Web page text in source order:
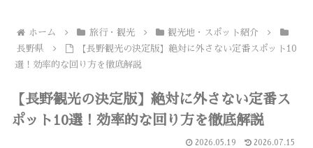
ホーム 旅行・観光
観光地・スポット紹介
長野県
【長野観光の決定版】絶対に外さない定番スポット10
選！効率的な回り方を徹底解説
【長野観光の決定版】絶対に外さない定番ス
ポット10選！効率的な回り方を徹底解説
2026.05.19 2026.07.15